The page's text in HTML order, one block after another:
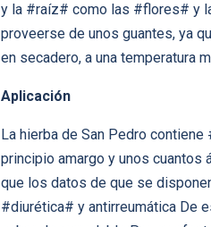
y la #raíz# como las #flores# y
proveerse de unos guantes, ya
en secadero, a una temperatura
Aplicación
La hierba de San Pedro
principio amargo y unos cuantos
que los datos de que se
#diurética# y antirreumática De